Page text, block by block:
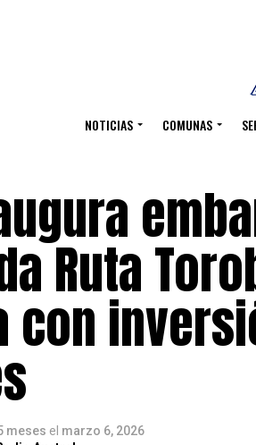
NOTICIAS COMUNAS
Ruta
con
meses el marzo 6, 2026